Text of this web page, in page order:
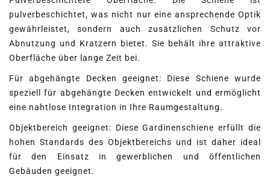
pulverbeschichtet, was nicht nur eine ansprechende Optik
gewährleistet, sondern auch zusätzlichen Schutz vor
Abnutzung und Kratzern bietet. Sie behält ihre attraktive
Oberfläche über lange Zeit bei.
Für abgehängte Decken geeignet: Diese Schiene wurde
speziell für abgehängte Decken entwickelt und ermöglicht
eine nahtlose Integration in Ihre Raumgestaltung.
Objektbereich geeignet: Diese Gardinenschiene erfüllt die
hohen Standards des Objektbereichs und ist daher ideal
für den Einsatz in gewerblichen und öffentlichen
Gebäuden geeignet.